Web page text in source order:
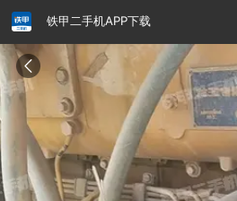
铁甲二手机APP下载
请输入手机号
交
即
表